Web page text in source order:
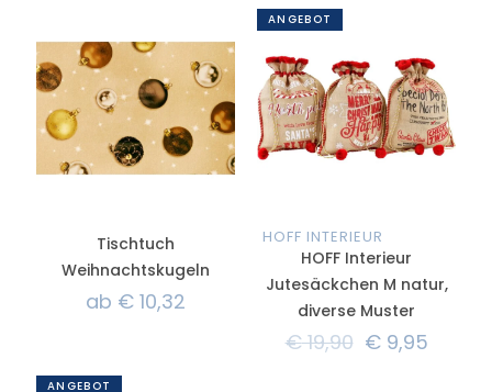
Tischtuch
Weihnachtskugeln
ab € 10,32
ANGEBOT
HOFF INTERIEUR
HOFF Interieur
Jutesäckchen M natur,
diverse Muster
€19,90 €9,95
ANGEBOT